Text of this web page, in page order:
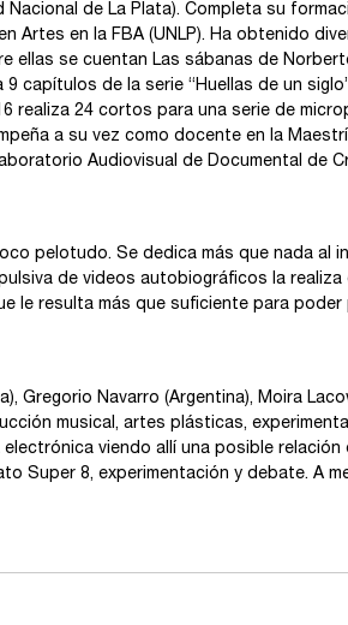
de La Plata). Completa su
Artes en la FBA (UNLP). Ha obtenido
se cuentan Las sábanas de
9 capítulos de la serie “Huellas de un
realiza 24 cortos para una serie de
a su vez como docente en la
Audiovisual de Documental de
pelotudo. Se dedica más que nada al
de videos autobiográficos la realiza
resulta más que suficiente para
Gregorio Navarro (Argentina), Moira
musical, artes plásticas,
viendo allí una posible
Super 8, experimentación y debate. A